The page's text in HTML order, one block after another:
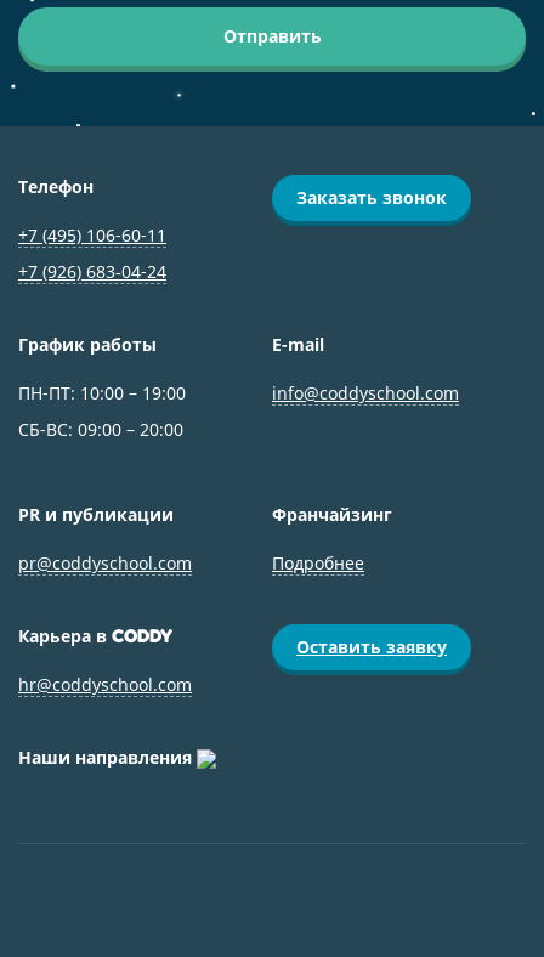
Отправить
Телефон
+7 (495) 106-60-11
+7 (926) 683‑04-24
Заказать звонок
График работы
ПН-ПТ: 10:00 – 19:00
СБ-ВС: 09:00 – 20:00
E-mail
info@coddyschool.com
PR и публикации
pr@coddyschool.com
Франчайзинг
Подробнее
Карьера в CODDY
hr@coddyschool.com
Оставить заявку
Наши направления